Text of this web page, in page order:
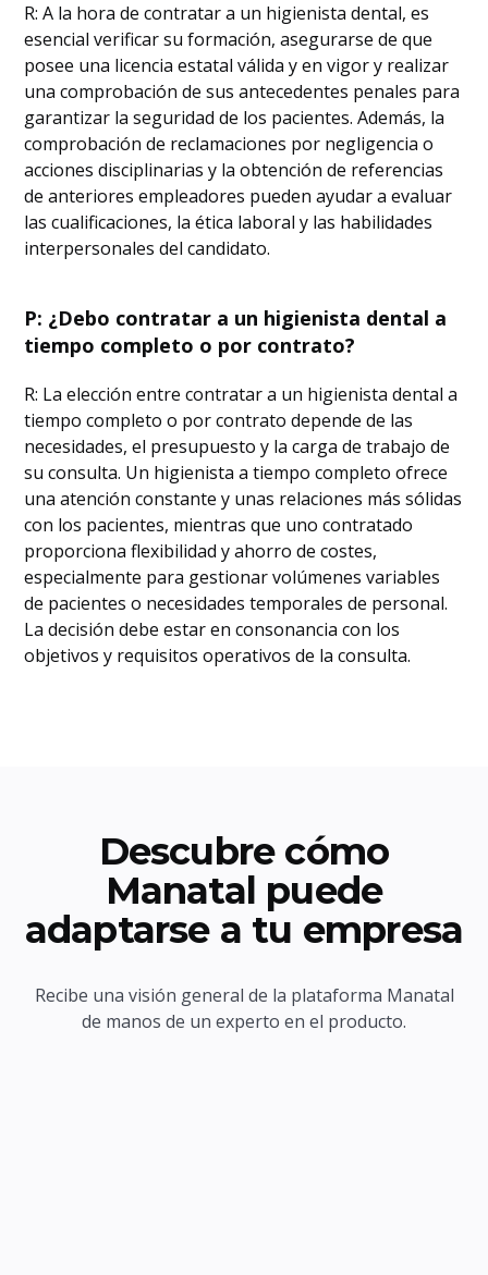
R: A la hora de contratar a un higienista dental, es
esencial verificar su formación, asegurarse de que
posee una licencia estatal válida y en vigor y realizar
una comprobación de sus antecedentes penales para
garantizar la seguridad de los pacientes. Además, la
comprobación de reclamaciones por negligencia o
acciones disciplinarias y la obtención de referencias
de anteriores empleadores pueden ayudar a evaluar
las cualificaciones, la ética laboral y las habilidades
interpersonales del candidato.
P: ¿Debo contratar a un higienista dental a
tiempo completo o por contrato?
R: La elección entre contratar a un higienista dental a
tiempo completo o por contrato depende de las
necesidades, el presupuesto y la carga de trabajo de
su consulta. Un higienista a tiempo completo ofrece
una atención constante y unas relaciones más sólidas
con los pacientes, mientras que uno contratado
proporciona flexibilidad y ahorro de costes,
especialmente para gestionar volúmenes variables
de pacientes o necesidades temporales de personal.
La decisión debe estar en consonancia con los
objetivos y requisitos operativos de la consulta.
Descubre cómo
Manatal puede
adaptarse a tu empresa
Recibe una visión general de la plataforma Manatal
de manos de un experto en el producto.